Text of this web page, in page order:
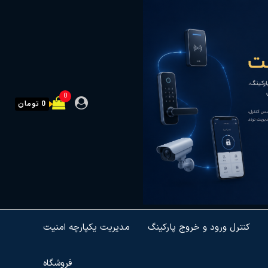
0
0 تومان
مدیریت یکپارچه امنیت کنترل ورود و خروج پارکینگ
فروشگاه